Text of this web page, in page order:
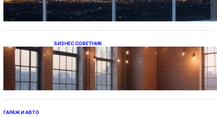
БИЗНЕС СОВЕТНИК
Подвесные светодиодные светильники на
ГАРАЖ И АВТО